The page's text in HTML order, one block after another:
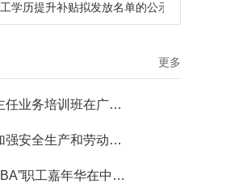
历提升补贴拟发放名单的公示
更多
全省工人文化宫主任业务培训班在广州开班
全国总工会部署加强安全生产和劳动保护工作
2026广东工会“工BA”职工嘉年华在中山举行